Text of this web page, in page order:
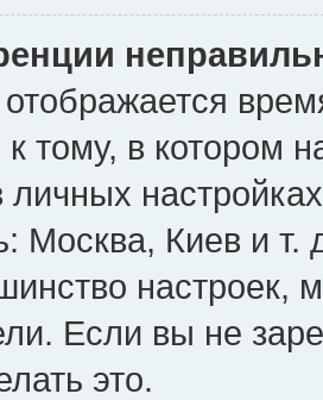
к тому, в котором
личных
Москва, Киев и т.
настроек,
Если вы не
это.